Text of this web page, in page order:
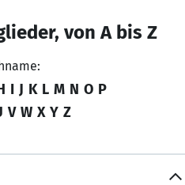
von A bis Z
I J K L M N O P
V W X Y Z